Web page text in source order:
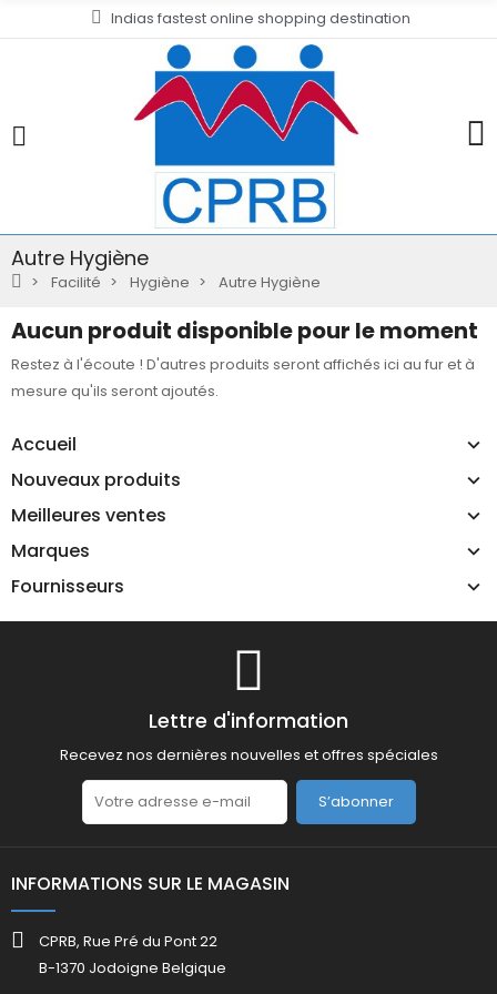
Indias fastest online shopping destination
Autre Hygiène
Facilité Hygiène Autre Hygiène
Accueil
Nouveaux produits
Meilleures ventes
Marques
Fournisseurs
Aucun produit disponible pour le moment
Restez à l'écoute ! D'autres produits seront affichés ici au fur et à
mesure qu'ils seront ajoutés.
Lettre d'information
Recevez nos dernières nouvelles et offres spéciales
S’abonner
INFORMATIONS SUR LE MAGASIN
CPRB, Rue Pré du Pont 22
B-1370 Jodoigne Belgique